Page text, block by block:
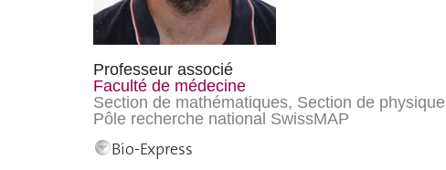
Professeur associé
Faculté de médecine
Section de mathématiques, Section de physique
Pôle recherche national SwissMAP
Bio-Express